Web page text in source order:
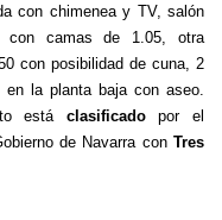
con chimenea y TV, salón
con camas de 1.05, otra
con posibilidad de cuna, 2
en la planta baja con aseo.
está clasificadopor el
de Navarra con Tres